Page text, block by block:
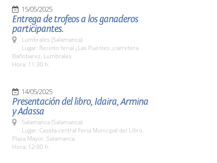
15/05/2025
Entrega de trofeos a los ganaderos
participantes.
Lumbrales (Salamanca)
Lugar: Recinto ferial ¿Las Puentes ¿carretera
Bañobarez. Lumbrales
Hora: 11:30 h.
14/05/2025
Presentación del libro, Idaira, Armina
y Adassa
Salamanca (Salamanca)
Lugar: Caseta central Feria Municipal del Libro.
Plaza Mayor. Salamanca.
Hora: 12:00 h.